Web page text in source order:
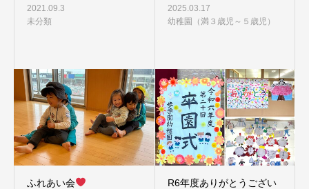
2021.09.3
未分類
2025.03.17
幼稚園（満３歳児～５歳児）
ふれあい会
R6年度ありがとうござい